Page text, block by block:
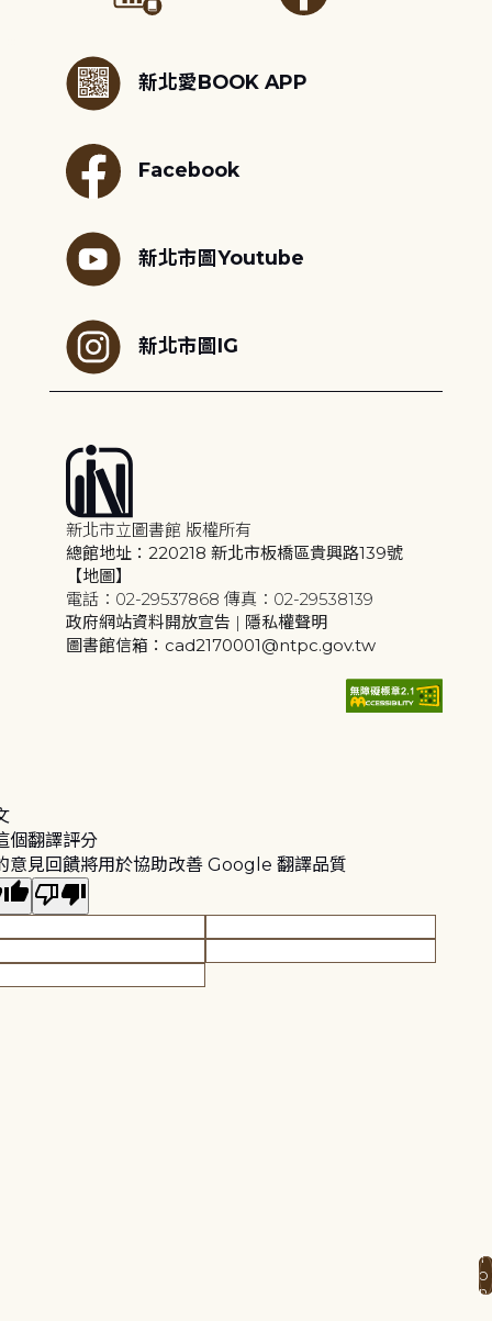
新北愛BOOK APP
Facebook
新北市圖Youtube
新北市圖IG
新北市立圖書館 版權所有
總館地址：220218 新北市板橋區貴興路139號
【地圖】
電話：02-29537868 傳真：02-29538139
政府網站資料開放宣告 | 隱私權聲明
圖書館信箱：cad2170001@ntpc.gov.tw
個翻譯評分
意見回饋將用於協助改善 Google 翻譯品質